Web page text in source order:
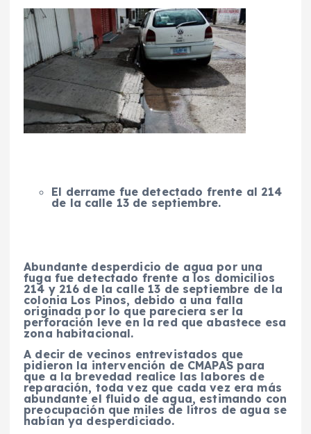
El derrame fue detectado frente al 214
de la calle 13 de septiembre.
Abundante desperdicio de agua por una
fuga fue detectado frente a los domicilios
214 y 216 de la calle 13 de septiembre de la
colonia Los Pinos, debido a una falla
originada por lo que pareciera ser la
perforación leve en la red que abastece esa
zona habitacional.
A decir de vecinos entrevistados que
pidieron la intervención de CMAPAS para
que a la brevedad realice las labores de
reparación, toda vez que cada vez era más
abundante el fluido de agua, estimando con
preocupación que miles de litros de agua se
habían ya desperdiciado.